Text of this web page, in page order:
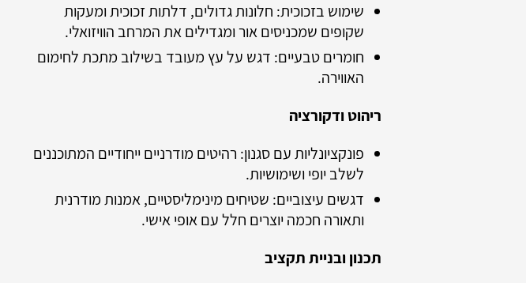
שימוש בזכוכית: חלונות גדולים, דלתות זכוכית ומעקות
שקופים שמכניסים אור ומגדילים את המרחב הוויזואלי.
חומרים טבעיים: דגש על עץ מעובד בשילוב מתכת לחימום
האווירה.
ריהוט ודקורציה
פונקציונליות עם סגנון: רהיטים מודרניים ייחודיים המתוכננים
לשלב יופי ושימושיות.
דגשים עיצוביים: שטיחים מינימליסטיים, אמנות מודרנית
ותאורה חכמה יוצרים חלל עם אופי אישי.
תכנון ובניית תקציב